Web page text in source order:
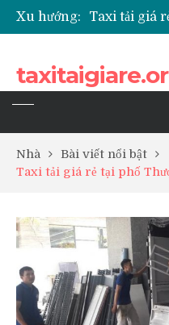
Xu hướng:
Nhà
Bài viết nổi bật
Taxi tải giá rẻ tại phố